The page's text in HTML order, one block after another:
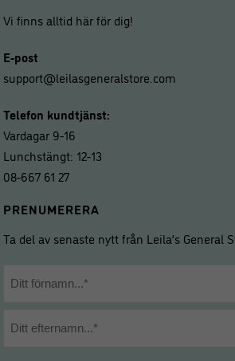
Vi finns alltid här för dig!
E-post
support@leilasgeneralstore.com
Telefon kundtjänst:
Vardagar 9-16
Lunchstängt: 12-13
08-667 61 27
PRENUMERERA
Ta del av senaste nytt från Leila’s General